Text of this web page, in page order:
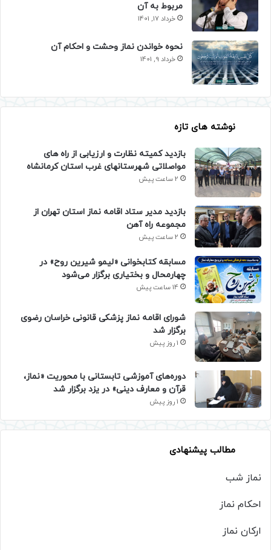
مربوط به آن
خرداد 17, 1401
نحوه خواندن نماز وحشت و احکام آن
خرداد 9, 1401
نوشته های تازه
بازدید کمیته نظارت و ارزیابی از راه های
مواصلاتی شهرستانهای غرب استان کرمانشاه
2 ساعت پیش
بازدید مدیر ستاد اقامه نماز استان تهران از
مجموعه راه آهن
2 ساعت پیش
مسابقه کتابخوانی «لیمو شیرین روح» در
چهارمحال و بختیاری برگزار می‌شود
14 ساعت پیش
شورای اقامه نماز پزشکی قانونی خراسان رضوی
برگزار شد
1 روز پیش
دوره‌های آموزشی تابستانی با محوریت «نماز،
قرآن و معارف دینی» در یزد برگزار شد
1 روز پیش
مطالب پیشنهادی
نماز شب
احکام نماز
ارکان نماز